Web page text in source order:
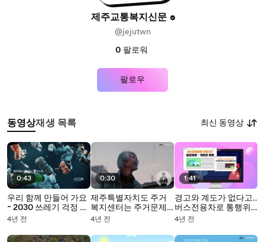
제주교통복지신문
@jejutwn
0 팔로워
팔로우
동영상재생 목록 최신 동영상
0:43
우리 함께 만들어 가요
~ 2030 쓰레기 걱정 없
는 제주!
4년 전
0:30
제주특별자치도 주거
복지센터는 주거문제
로 어려움을 겪고 있는
기관입니다.
4년 전
1:41
경고와 계도가 없다고..
버스전용차로 통행위
반하면 과태료 즉시 부
4년 전